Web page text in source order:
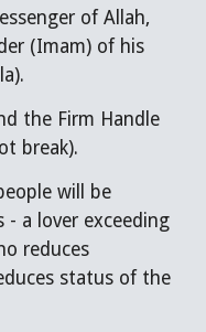
of Allah,
(Imam) of his
the Firm Handle
break).
will be
a lover exceeding
reduces
status of the